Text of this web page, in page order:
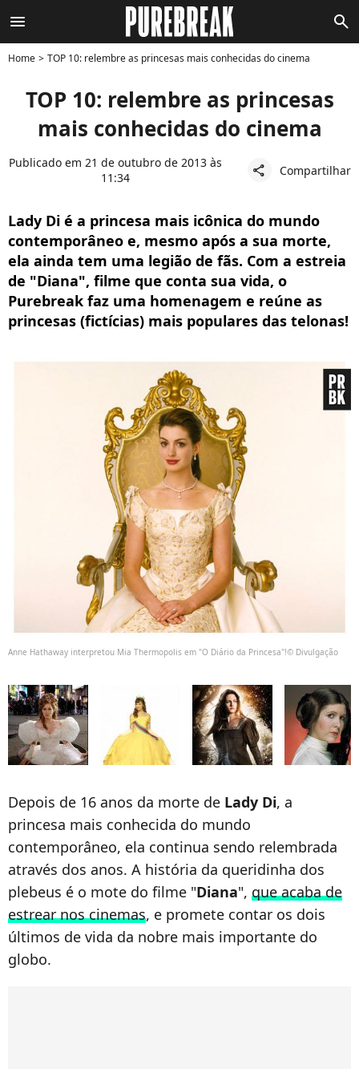
menu search
Home TOP 10: relembre as princesas mais conhecidas do cinema
TOP 10: relembre as princesas
mais conhecidas do cinema
Publicado em 21 de outubro de 2013 às
11:34
share Compartilhar
Lady Di é a princesa mais icônica do mundo
contemporâneo e, mesmo após a sua morte,
ela ainda tem uma legião de fãs. Com a estreia
de "Diana", filme que conta sua vida, o
Purebreak faz uma homenagem e reúne as
princesas (fictícias) mais populares das telonas!
Anne Hathaway interpretou Mia Thermopolis em "O Diário da Princesa"!© Divulgação
Depois de 16 anos da morte de Lady Di, a
princesa mais conhecida do mundo
contemporâneo, ela continua sendo relembrada
através dos anos. A história da queridinha dos
plebeus é o mote do filme "Diana", que acaba de
estrear nos cinemas, e promete contar os dois
últimos de vida da nobre mais importante do
globo.